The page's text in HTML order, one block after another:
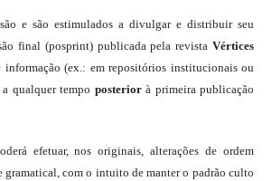
e são estimulados a divulgar e distribuir seu
final (posprint) publicada pela revistaVértices
informação (ex.: em repositórios institucionais ou
qualquer tempo posteriorà primeira publicação
efetuar, nos originais, alterações de ordem
gramatical, com o intuito de manter o padrão culto